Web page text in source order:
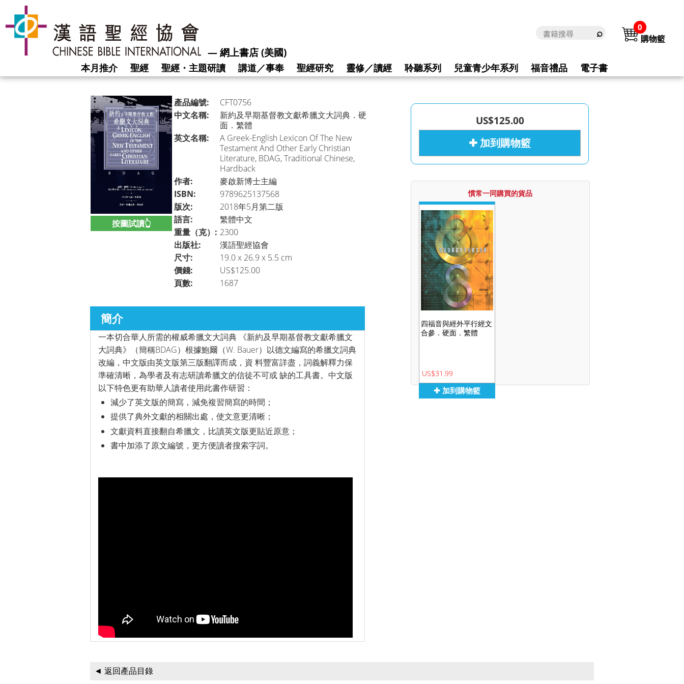
―網上書店 (美國)
0
購物籃
本月推介 聖經 聖經・主題研讀 講道／事奉 聖經研究 靈修／讀經 聆聽系列 兒童青少年系列 福音禮品 電子書
按圖試讀👆
產品編號:
CFT0756
中文名稱:
新約及早期基督教文獻希臘文大詞典．硬
面．繁體
英文名稱:
A Greek-English Lexicon Of The New
Testament And Other Early Christian
Literature, BDAG, Traditional Chinese,
Hardback
作者:
麥啟新博士主編
ISBN:
9789625137568
版次:
2018年5月第二版
語言:
繁體中文
重量（克）: 2300
出版社:
漢語聖經協會
尺寸:
19.0 x 26.9 x 5.5 cm
價錢:
US$125.00
頁數:
1687
簡介
一本切合華人所需的權威希臘文大詞典 《新約及早期基督教文獻希臘文
大詞典》（簡稱BDAG）根據鮑爾（W. Bauer）以德文編寫的希臘文詞典
改編，中文版由英文版第三版翻譯而成，資 料豐富詳盡，詞義解釋力保
準確清晰，為學者及有志研讀希臘文的信徒不可或 缺的工具書。中文版
以下特色更有助華人讀者使用此書作研習：
減少了英文版的簡寫，減免複習簡寫的時間；
提供了典外文獻的相關出處，使文意更清晰；
文獻資料直接翻自希臘文，比讀英文版更貼近原意；
書中加添了原文編號，更方便讀者搜索字詞。
US$125.00
✚ 加到購物籃
慣常一同購買的貨品
四福音與經外平行經文
合參．硬面．繁體
US$31.99
✚ 加到購物籃
◄ 返回產品目錄